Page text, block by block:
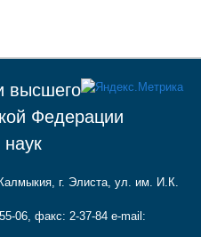
высшего
Федерации
г. Элиста, ул. им. И.К.
06, факс: 2-37-84 e-mail: